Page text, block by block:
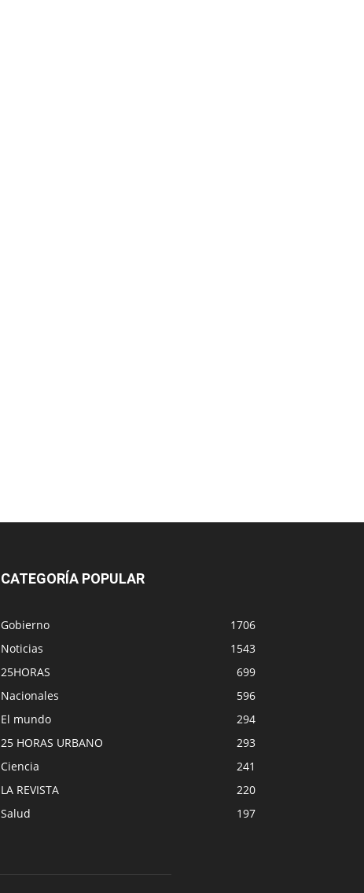
CATEGORÍA POPULAR
Gobierno
1706
Noticias
1543
25HORAS
699
Nacionales
596
El mundo
294
25 HORAS URBANO
293
Ciencia
241
LA REVISTA
220
Salud
197